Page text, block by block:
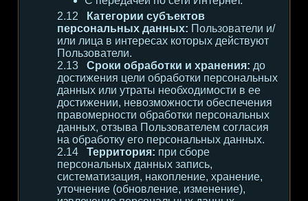
Категории субъектов
персональных данных: Пользователи и/
или лица в интересах которых действуют
Пользователи.
Сроки обработки и хранения: до
достижения цели обработки персональных
данных или утраты необходимости в ее
достижении, невозможности обеспечения
правомерности обработки персональных
данных, отзыва Пользователем согласия
на обработку его персональных данных.
Территория: при сборе
персональных данных запись,
систематизация, накопление, хранение,
уточнение (обновление, изменение),